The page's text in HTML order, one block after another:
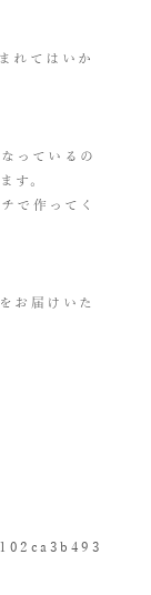
れてはいか
っているの
す。
で作ってく
お届けいた